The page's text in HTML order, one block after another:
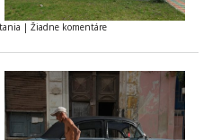
| Žiadne komentáre